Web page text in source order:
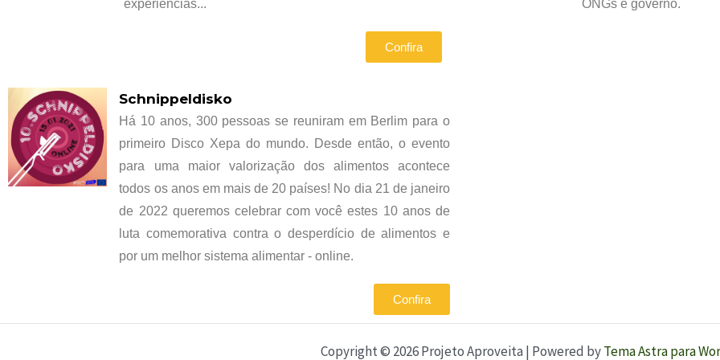
experiências...
Confira
ONGs e governo.
Schnippeldisko
Há 10 anos, 300 pessoas se reuniram em Berlim para o
primeiro Disco Xepa do mundo. Desde então, o evento
para uma maior valorização dos alimentos acontece
todos os anos em mais de 20 países! No dia 21 de janeiro
de 2022 queremos celebrar com você estes 10 anos de
luta comemorativa contra o desperdício de alimentos e
por um melhor sistema alimentar - online.
Confira
Copyright © 2026 Projeto Aproveita | Powered byTema Astra para